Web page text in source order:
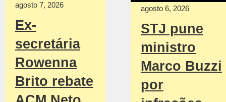
agosto 7, 2026
Ex-
secretária
Rowenna
Brito rebate
agosto 6, 2026
STJ pune
ministro
Marco Buzzi
por